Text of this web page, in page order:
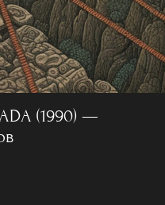
(1990) —